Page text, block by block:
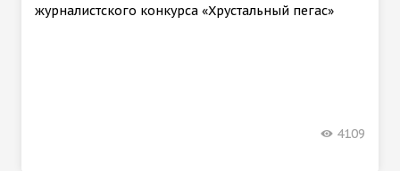
журналистского конкурса «Хрустальный пегас»
4109